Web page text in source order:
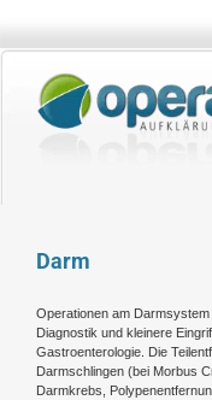
springen
Darm
Operationen am
Diagnostik und kleinere
Gastroenterologie. Die
Darmschlingen (bei Morbus
Darmkrebs,